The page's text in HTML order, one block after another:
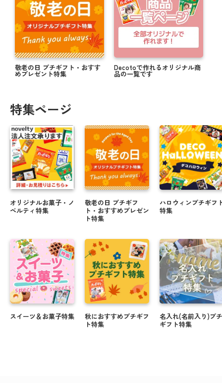
敬老の日 プチギフト・おすす
めプレゼント特集
Decotoで作れるオリジナル商
品の一覧です
特集ページ
オリジナルお菓子・ノ
ベルティ特集
スイーツ＆お菓子特集
敬老の日 プチギフ
ト・おすすめプレゼン
ト特集
秋におすすめプチギフ
ト特集
ハロウィンプチギフ
特集
名入れ(名前入り)プチ
ギフト特集